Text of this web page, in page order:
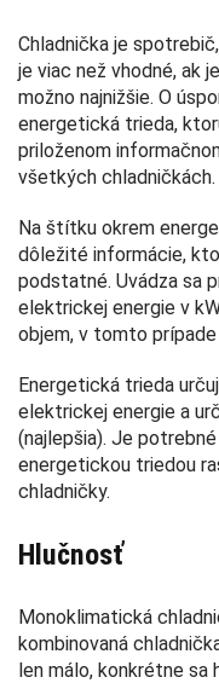
Chladnička je
je viac než vhodné, ak
možno najnižšie. O
energetická trieda,
priloženom
všetkých chladničkách.
Na štítku okrem
dôležité informácie,
podstatné. Uvádza sa
elektrickej energie v
objem, v tomto
Energetická trieda
elektrickej energie a
(najlepšia). Je
energetickou triedou
chladničky.
Hlučnosť
Monoklimatická
kombinovaná
len málo, konkrétne sa